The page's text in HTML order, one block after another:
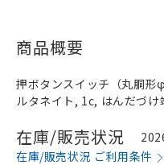
商品概要
押ボタンスイッチ（丸胴形
ルタネイト, 1c, はんだづけ
在庫/販売状況
在庫/販売状況 ご利用条件